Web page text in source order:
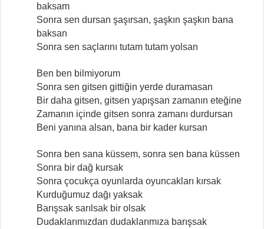
baksam
Sonra sen dursan şaşırsan, şaşkın şaşkın bana
baksan
Sonra sen saçlarını tutam tutam yolsan
Ben ben bilmiyorum
Sonra sen gitsen gittiğin yerde duramasan
Bir daha gitsen, gitsen yapışsan zamanın eteğine
Zamanın içinde gitsen sonra zamanı durdursan
Beni yanına alsan, bana bir kader kursan
Sonra ben sana küssem, sonra sen bana küssen
Sonra bir dağ kursak
Sonra çocukça oyunlarda oyuncakları kırsak
Kurduğumuz dağı yaksak
Barışsak sarılsak bir olsak
Dudaklarımızdan dudaklarımıza barışsak